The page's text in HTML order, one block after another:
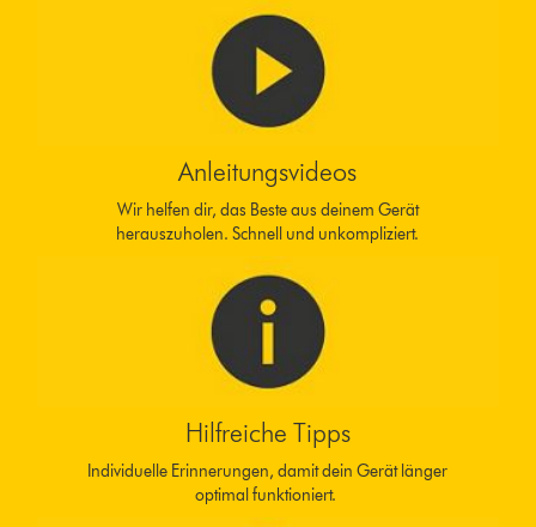
Anleitungsvideos
Wir helfen dir, das Beste aus deinem Gerät
herauszuholen. Schnell und unkompliziert.
Hilfreiche Tipps
Individuelle Erinnerungen, damit dein Gerät länger
optimal funktioniert.